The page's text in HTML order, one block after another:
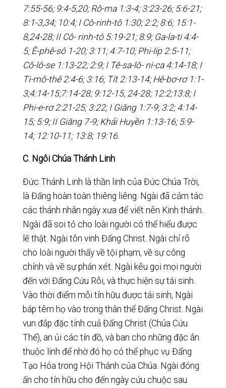
7:55-56; 9:4-5,20; Rô-ma 1:3-4; 3:23-26; 5:6-21;
8:1-3,34; 10:4; I Cô-rinh-tô 1:30; 2:2; 8:6; 15:1-
8,24-28; II Cô- rinh-tô 5:19-21; 8:9; Ga-la-ti 4:4-
5; Ê-phê-sô 1-20; 3:11; 4:7-10; Phi-líp 2:5-11;
Cô-lô-se 1:13-22; 2:9; I Tê-sa-lô- ni-ca 4:14-18; I
Ti-mô-thê 2:4-6; 3:16; Tít 2:13-14; Hê-bơ-rơ 1:1-
3;4:14-15;7:14-28; 9:12-15, 24-28; 12:2;13:8; I
Phi-e-rơ 2:21-25; 3:22; I Giăng 1:7-9; 3:2; 4:14-
15; 5:9; II Giăng 7-9; Khải Huyền 1:13-16; 5:9-
14; 12:10-11; 13:8; 19:16.
C. Ngôi Chúa Thánh Linh
Đức Thánh Linh là thần linh của Đức Chúa Trời,
là Đấng hoàn toàn thiêng liêng. Ngài đã cảm tác
các thánh nhân ngày xưa để viết nên Kinh thánh.
Ngài đã soi tỏ cho loài người có thể hiểu được
lẽ thật. Ngài tôn vinh Đấng Christ. Ngài chỉ rõ
cho loài người thấy về tội phạm, về sự công
chính và về sự phán xét. Ngài kêu gọi mọi người
đến với Đấng Cứu Rỗi, và thực hiện sự tái sinh.
Vào thời điểm mỗi tín hữu được tái sinh, Ngài
báp têm họ vào trong thân thể Đấng Christ. Ngài
vun đắp đặc tính cuả Đấng Christ (Chúa Cứu
Thế), an ủi các tín đồ, và ban cho những đặc ân
thuộc linh để nhờ đó họ có thể phục vụ Đấng
Tạo Hóa trong Hội Thánh của Chúa. Ngài đóng
ấn cho tín hữu cho đến ngày cứu chuộc sau